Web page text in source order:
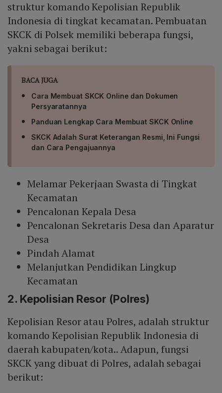
struktur komando Kepolisian Republik
Indonesia di tingkat kecamatan. Pembuatan
SKCK di Polsek memiliki beberapa fungsi,
yakni sebagai berikut:
BACA JUGA
Cara Membuat SKCK Online dan Dokumen
Persyaratannya
Panduan Lengkap Cara Membuat SKCK Online
SKCK Adalah Surat Keterangan Resmi, Ini Fungsi
dan Cara Pengajuannya
Melamar Pekerjaan Swasta di Tingkat
Kecamatan
Pencalonan Kepala Desa
Pencalonan Sekretaris Desa dan Aparatur
Desa
Pindah Alamat
Melanjutkan Pendidikan Lingkup
Kecamatan
2. Kepolisian Resor (Polres)
Kepolisian Resor atau Polres, adalah struktur
komando Kepolisian Republik Indonesia di
daerah kabupaten/kota.. Adapun, fungsi
SKCK yang dibuat di Polres, adalah sebagai
berikut: